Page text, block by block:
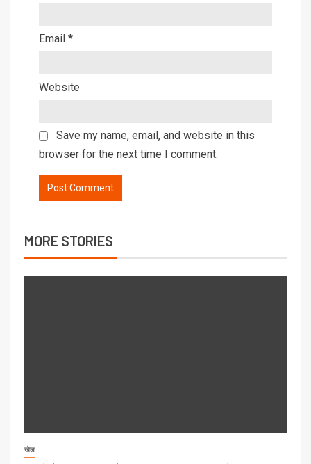
Email *
Website
Save my name, email, and website in this
browser for the next time I comment.
MORE STORIES
खेल